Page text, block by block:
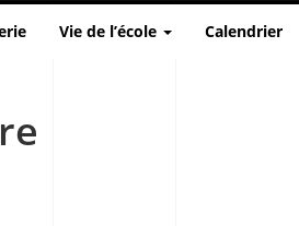
Vie de l’école Calendrier